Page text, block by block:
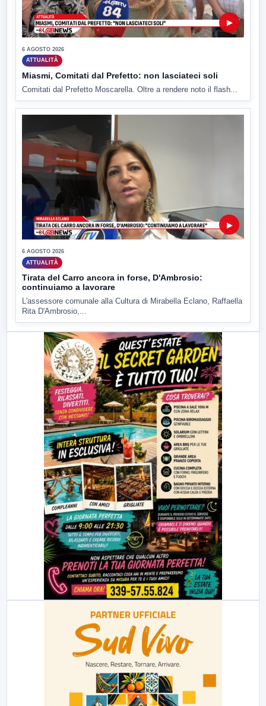
▶
6 AGOSTO 2026
ATTUALITÀ
Miasmi, Comitati dal Prefetto: non lasciateci soli
Comitati dal Prefetto Moscarella. Oltre a rendere noto il flash...
▶
6 AGOSTO 2026
ATTUALITÀ
Tirata del Carro ancora in forse, D'Ambrosio:
continuiamo a lavorare
L'assessore comunale alla Cultura di Mirabella Eclano, Raffaella
Rita D'Ambrosio,...